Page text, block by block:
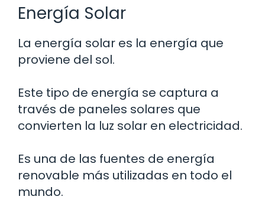
Energía Solar
La energía solar es la energía que
proviene del sol.
Este tipo de energía se captura a
través de paneles solares que
convierten la luz solar en electricidad.
Es una de las fuentes de energía
renovable más utilizadas en todo el
mundo.